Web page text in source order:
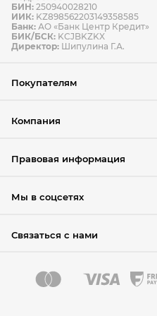
Условия возврата товара
БИН: 250940028210
ИИК: KZ898562203149358585
Банк: АО «Банк Центр Кредит»
БИК/БСК: KCJBKZKX
Директор: Шипулина Г.А.
Покупателям
Компания
Правовая информация
Мы в соцсетях
Связаться с нами